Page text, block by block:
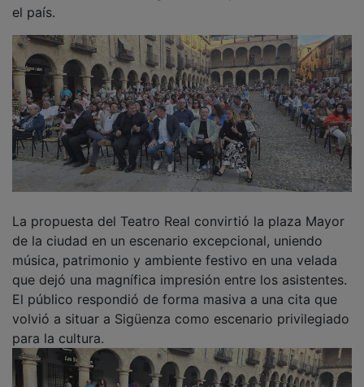
La propuesta del Teatro Real convirtió la plaza Mayor
música, patrimonio y ambiente festivo en una velada
que dejó una magnífica impresión entre los asistentes.
El público respondió de forma masiva a una cita que
volvió a situar a Sigüenza como escenario privilegiado
para la cultura.